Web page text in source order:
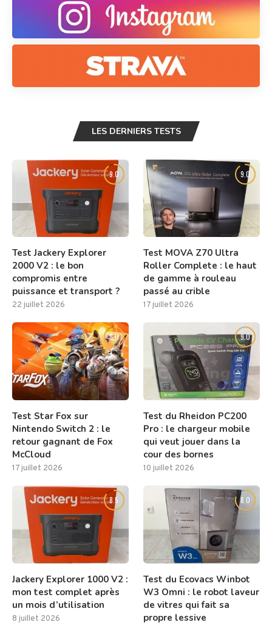
LES DERNIERS TESTS
9.0
Test Jackery Explorer
2000 V2 : le bon
compromis entre
puissance et transport ?
22 juillet 2026
9.0
Test MOVA Z70 Ultra
Roller Complete : le haut
de gamme à rouleau
passé au crible
17 juillet 2026
8.0
Test Star Fox sur
Nintendo Switch 2 : le
retour gagnant de Fox
McCloud
17 juillet 2026
9.0
Test du Rheidon PC200
Pro : le chargeur mobile
qui veut jouer dans la
cour des bornes
10 juillet 2026
8.5
Jackery Explorer 1000 V2 :
mon test complet après
un mois d’utilisation
8 juillet 2026
8.0
Test du Ecovacs Winbot
W3 Omni : le robot laveur
de vitres qui fait sa
propre lessive